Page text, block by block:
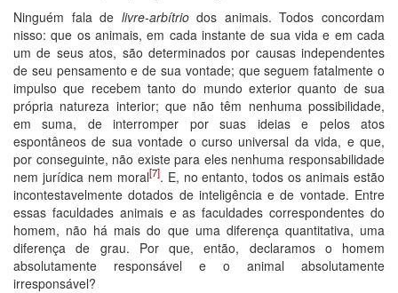
Ninguém fala de livre-arbítriodos animais. Todos concordam
nisso: que os animais, em cada instante de sua vida e em cada
um de seus atos, são determinados por causas independentes
de seu pensamento e de sua vontade; que seguem fatalmente o
impulso que recebem tanto do mundo exterior quanto de sua
própria natureza interior; que não têm nenhuma possibilidade,
em suma, de interromper por suas ideias e pelos atos
espontâneos de sua vontade o curso universal da vida, e que,
por conseguinte, não existe para eles nenhuma responsabilidade
nem jurídica nem moral[7]. E, no entanto, todos os animais estão
incontestavelmente dotados de inteligência e de vontade. Entre
essas faculdades animais e as faculdades correspondentes do
homem, não há mais do que uma diferença quantitativa, uma
diferença de grau. Por que, então, declaramos o homem
absolutamente responsável e o animal absolutamente
irresponsável?